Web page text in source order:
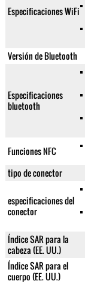
Especificaciones WiFi
Versión de Bluetooth
Especificaciones
bluetooth
Funciones NFC
tipo de conector
especificaciones del
conector
Índice SAR para la
cabeza (EE. UU.)
Índice SAR para el
cuerpo (EE. UU.)